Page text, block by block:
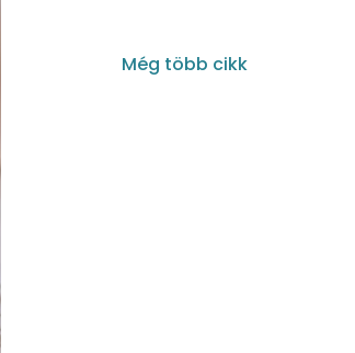
Még több cikk